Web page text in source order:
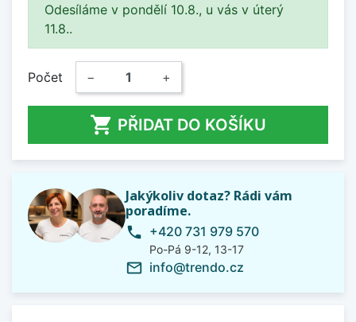
Odesíláme v pondělí 10.8., u vás v úterý
11.8..
Počet − +
 PŘIDAT DO KOŠÍKU
Jakýkoliv dotaz? Rádi vám
poradíme.
phone +420 731 979 570
Po-Pá 9-12, 13-17
mail_outline info@trendo.cz